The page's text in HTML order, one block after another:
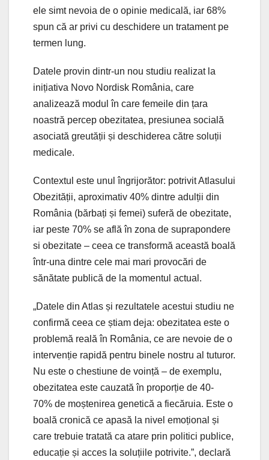
ele simt nevoia de o opinie medicală, iar 68%
spun că ar privi cu deschidere un tratament pe
termen lung.
Datele provin dintr-un nou studiu realizat la
inițiativa Novo Nordisk România, care
analizează modul în care femeile din țara
noastră percep obezitatea, presiunea socială
asociată greutății și deschiderea către soluții
medicale.
Contextul este unul îngrijorător: potrivit Atlasului
Obezității, aproximativ 40% dintre adulții din
România (bărbați și femei) suferă de obezitate,
iar peste 70% se află în zona de suprapondere
si obezitate – ceea ce transformă această boală
într-una dintre cele mai mari provocări de
sănătate publică de la momentul actual.
„Datele din Atlas și rezultatele acestui studiu ne
confirmă ceea ce știam deja: obezitatea este o
problemă reală în România, ce are nevoie de o
intervenție rapidă pentru binele nostru al tuturor.
Nu este o chestiune de voință – de exemplu,
obezitatea este cauzată în proporție de 40-
70% de moștenirea genetică a fiecăruia. Este o
boală cronică ce apasă la nivel emoțional și
care trebuie tratată ca atare prin politici publice,
educație și acces la soluțiile potrivite.”, declară